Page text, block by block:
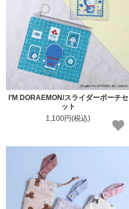
I’M DORAEMON/スライダーポーチセ
ット
1,100円(税込)